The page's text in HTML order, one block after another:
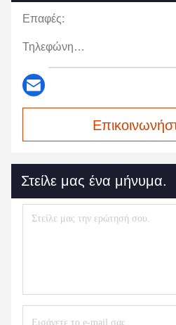
Επαφές:
Τηλεφώνημα:
Στείλε μας ένα μήνυμα.